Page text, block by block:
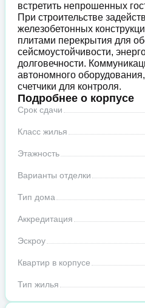
встретить непрошенных
При строительстве
железобетонных
плитами перекрытия для
сейсмоустойчивости,
долговечности.
автономного
счетчики для контроля.
Подробнее о корпусе
Срок сдачи
Класс жилья
Этажность
Варианты отделки
Тип дома
Аккредитация
Эскроу
Квартир в корпусе
Тип жилья